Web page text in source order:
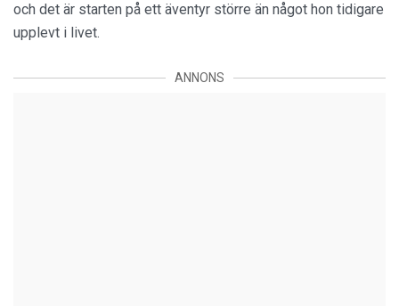
och det är starten på ett äventyr större än något hon tidigare
upplevt i livet.
ANNONS